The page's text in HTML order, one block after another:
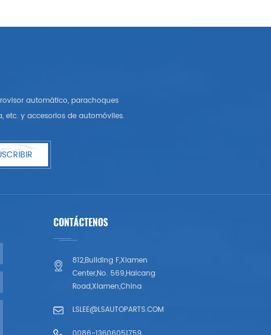
automático, parachoques
y accesorios de automóviles.
CONTÁCTENOS
812,Building F,Xiamen
Center,No. 569,Haicang
Road,Xiamen,China
LSLEE@LSAUTOPARTS.COM